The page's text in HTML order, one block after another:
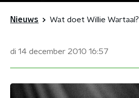
Nieuws Wat doet Willie Wartaal?
di 14 december 2010 16:57